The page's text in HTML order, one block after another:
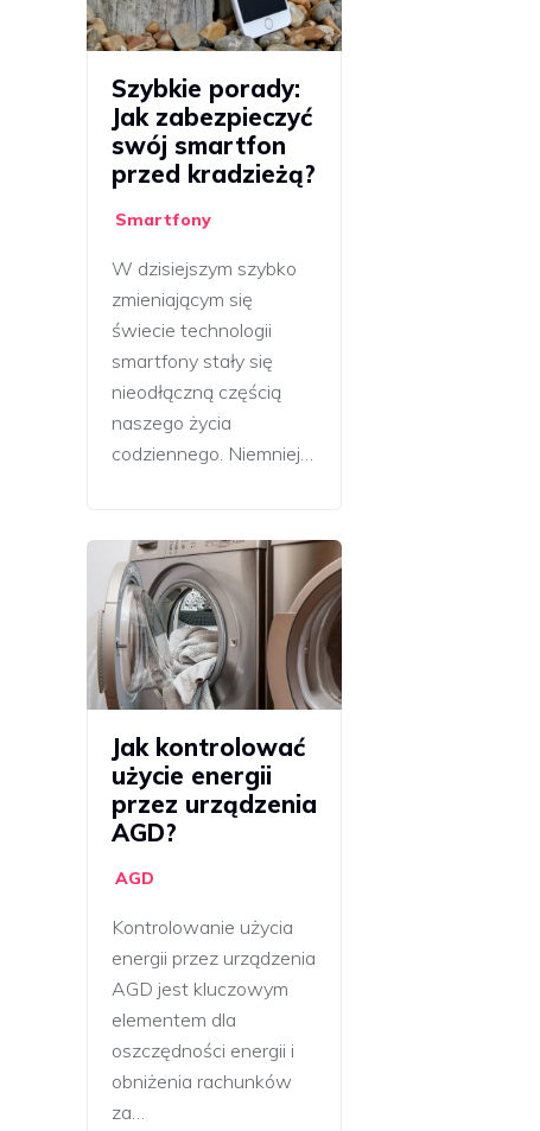
Szybkie porady:
Jak zabezpieczyć
swój smartfon
przed kradzieżą?
Smartfony
W dzisiejszym szybko
zmieniającym się
świecie technologii
smartfony stały się
nieodłączną częścią
naszego życia
codziennego. Niemniej…
Jak kontrolować
użycie energii
przez urządzenia
AGD?
AGD
Kontrolowanie użycia
energii przez urządzenia
AGD jest kluczowym
elementem dla
oszczędności energii i
obniżenia rachunków
za…